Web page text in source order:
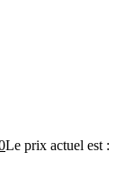
Le prix actuel est :